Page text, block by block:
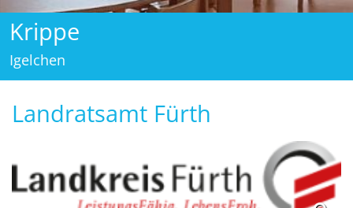
Krippe
Igelchen
Landratsamt Fürth